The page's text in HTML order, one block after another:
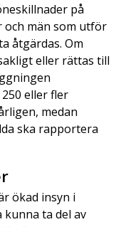
på
och män som utför
åtgärdas. Om
eller rättas till
eller fler
medan
ska rapportera
ökad insyn i
kunna ta del av